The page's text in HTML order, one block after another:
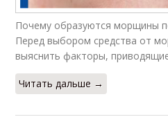
Почему образуются морщины
Перед выбором средства от
выяснить факторы,
Читать дальше →